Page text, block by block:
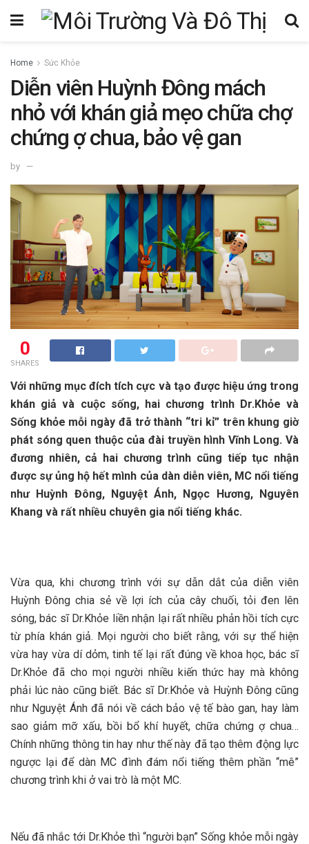
Home Sức Khỏe
Diễn viên Huỳnh Đông mách
nhỏ với khán giả mẹo chữa chợ
chứng ợ chua, bảo vệ gan
by
0
SHARES
Với những mục đích tích cực và tạo được hiệu ứng trong
khán giả và cuộc sống, hai chương trình Dr.Khỏe và
Sống khỏe mỗi ngày đã trở thành “tri kỉ” trên khung giờ
phát sóng quen thuộc của đài truyền hình Vĩnh Long. Và
đương nhiên, cả hai chương trình cũng tiếp tục nhận
được sự ủng hộ hết mình của dàn diễn viên, MC nổi tiếng
như Huỳnh Đông, Nguyệt Ánh, Ngọc Hương, Nguyên
Khang và rất nhiều chuyên gia nổi tiếng khác.
Vừa qua, khi chương trình với sự dẫn dắt của diễn viên
Huỳnh Đông chia sẻ về lợi ích của cây chuối, tỏi đen lên
sóng, bác sĩ Dr.Khỏe liền nhận lại rất nhiều phản hồi tích cực
từ phía khán giả. Mọi người cho biết rằng, với sự thể hiện
vừa hay vừa dí dỏm, tinh tế lại rất đúng về khoa học, bác sĩ
Dr.Khỏe đã cho mọi người nhiều kiến thức hay mà không
phải lúc nào cũng biết. Bác sĩ Dr.Khỏe và Huỳnh Đông cũng
như Nguyệt Ánh đã nói về cách bảo vệ tế bào gan, hay làm
sao giảm mỡ xấu, bồi bổ khí huyết, chữa chứng ợ chua…
Chính những thông tin hay như thế này đã tạo thêm động lực
ngược lại để dàn MC đình đám nổi tiếng thêm phần “mê”
chương trình khi ở vai trò là một MC.
Nếu đã nhắc tới Dr.Khỏe thì “người bạn” Sống khỏe mỗi ngày